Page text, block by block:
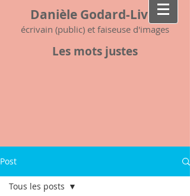
Danièle Godard-Livet
écrivain (public) et faiseuse d'images
Les mots justes
Post
Tous les posts